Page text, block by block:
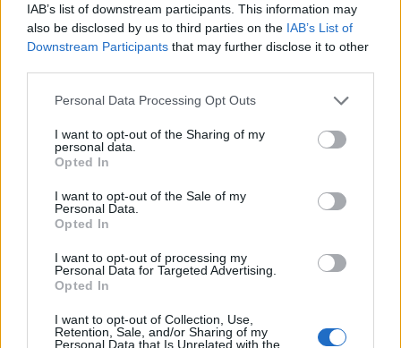
IAB’s list of downstream participants. This information may
also be disclosed by us to third parties on the IAB’s List of
Downstream Participants that may further disclose it to other
Please note that this website/app uses one or more Google
not limited to your visit or usage behaviour. You may click to
grant or deny consent to Google and its third-party tags to
use your data for below specified purposes in below Google
consent section.
Personal Data Processing Opt Outs
I want to opt-out of the Sharing of my
personal data.
Opted In
I want to opt-out of the Sale of my
Personal Data.
Opted In
I want to opt-out of processing my
Personal Data for Targeted Advertising.
Opted In
I want to opt-out of Collection, Use,
Retention, Sale, and/or Sharing of my
Personal Data that Is Unrelated with the
Διαβάζονται αυτή τη στιγμή
στοιχηματικές - Ποιος επισκέφθηκε τα
πυρόπληκτα ζωάκια - Το μισογεμάτο ποτήρι